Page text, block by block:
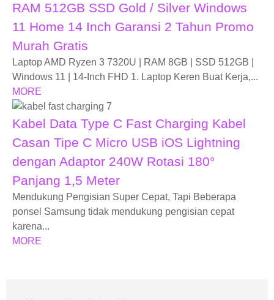
RAM 512GB SSD Gold / Silver Windows
11 Home 14 Inch Garansi 2 Tahun Promo
Murah Gratis
Laptop AMD Ryzen 3 7320U | RAM 8GB | SSD 512GB |
Windows 11 | 14-Inch FHD 1. Laptop Keren Buat Kerja,...
MORE
Kabel Data Type C Fast Charging Kabel
Casan Tipe C Micro USB iOS Lightning
dengan Adaptor 240W Rotasi 180°
Panjang 1,5 Meter
Mendukung Pengisian Super Cepat, Tapi Beberapa
ponsel Samsung tidak mendukung pengisian cepat
karena...
MORE